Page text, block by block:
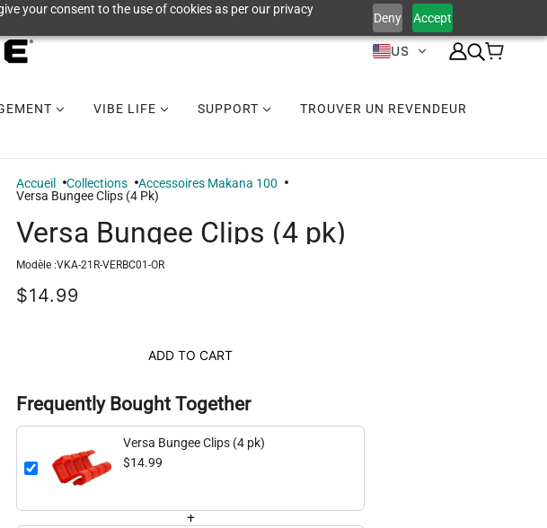
your consent to the use of cookies as per our privacy
Deny Accept
US
VIBE LIFE SUPPORT TROUVER UN REVENDEUR
Accueil Collections
Accessoires Makana 100
Versa Bungee Clips (4 Pk)
Versa Bungee Clips (4 pk)
Modèle :VKA-21R-VERBC01-OR
$14.99
ADD TO CART
Frequently Bought Together
Versa Bungee Clips (4 pk)
$14.99
+